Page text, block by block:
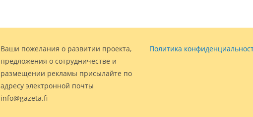
Ваши пожелания о развитии проекта,
предложения о сотрудничестве и
размещении рекламы присылайте по
адресу электронной почты
info@gazeta.fi
Политика